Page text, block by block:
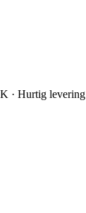
· Hurtig levering